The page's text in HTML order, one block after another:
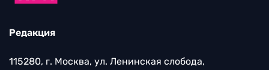
Редакция
115280, г. Москва, ул. Ленинская слобода,